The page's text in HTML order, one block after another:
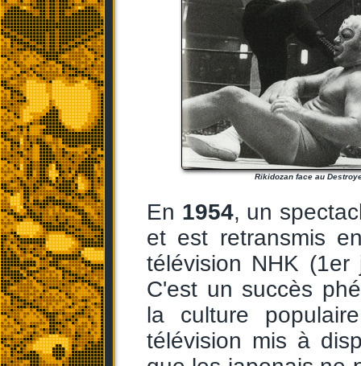
Rikidozan face au
En 1954, un
et est retransmis
télévision NHK
C'est un succès
la culture
télévision mis à